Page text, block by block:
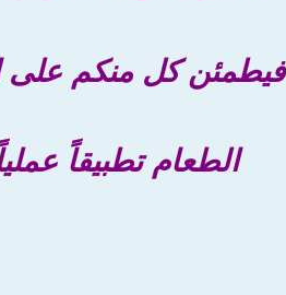
فيطمئن كل منكم على
الطعام تطبيقاً